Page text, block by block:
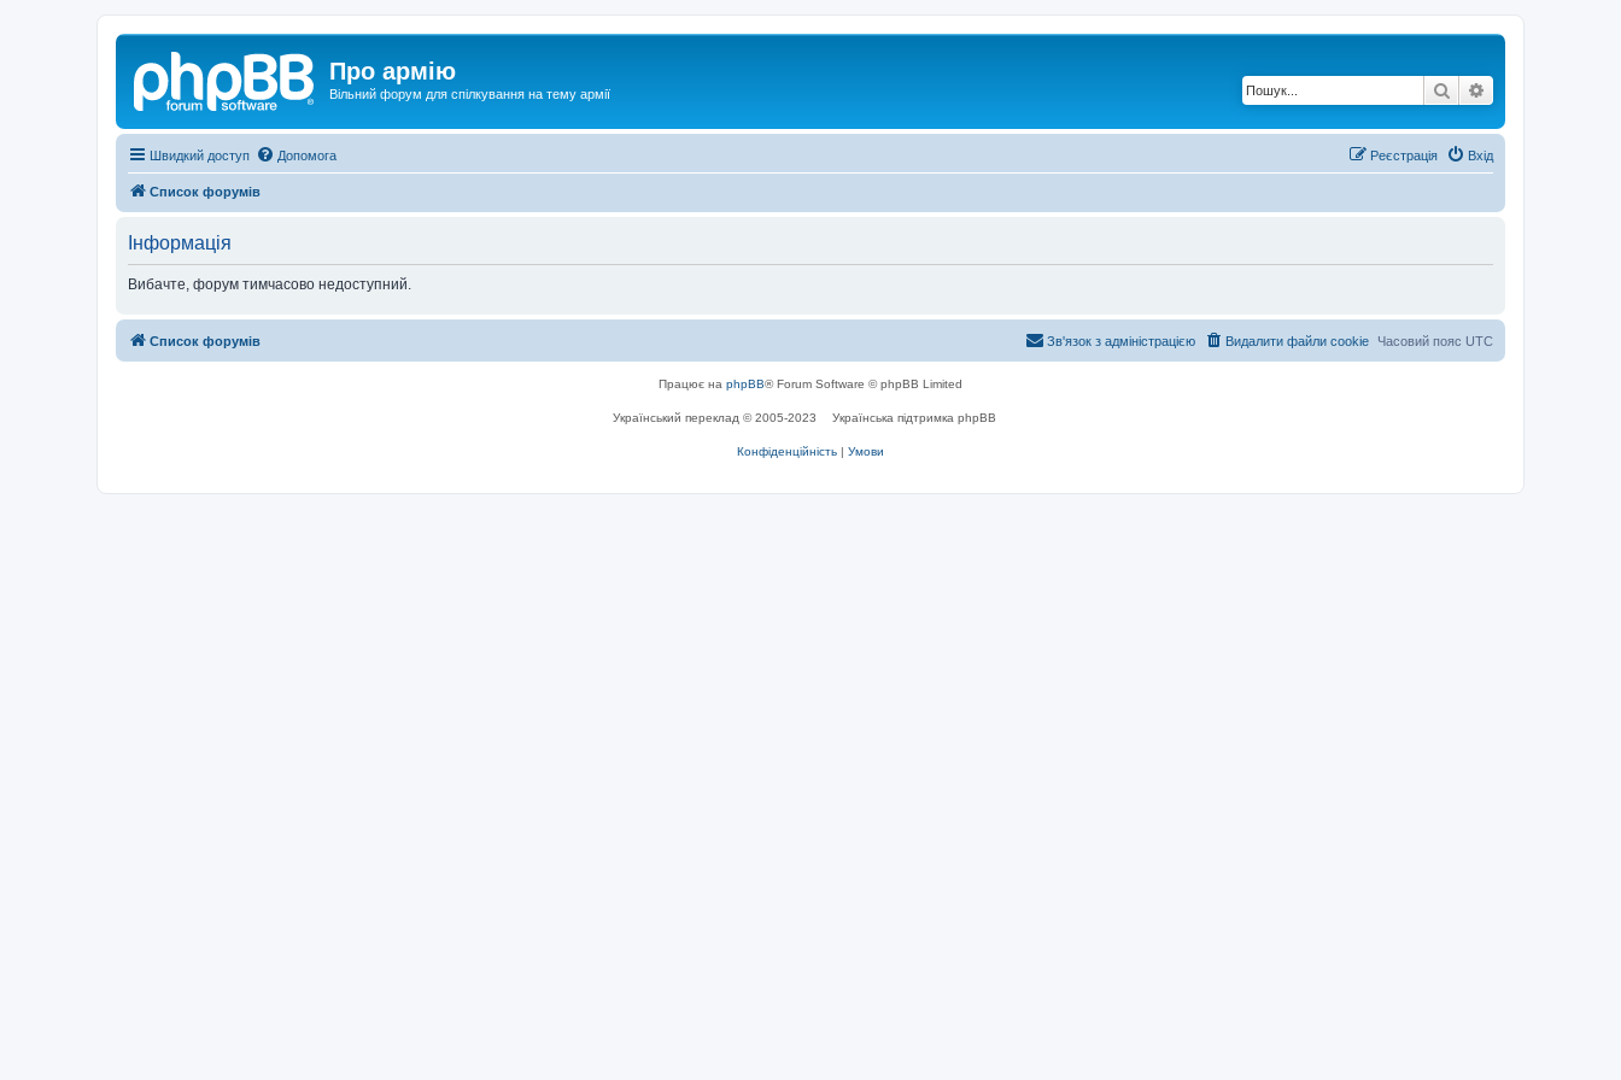
Про армію
Вільний форум для спілкування на тему армії Пошук
Швидкий доступ Допомога Вхід
Реєстрація
Список форумів
Інформація
Вибачте, форум тимчасово недоступний.
Список форумів Часовий пояс UTC
Видалити файли cookie
Зв'язок з адміністрацією
Працює на phpBB® Forum Software © phpBB Limited
Український переклад © 2005-2023 Українська підтримка phpBB
Конфіденційність | Умови